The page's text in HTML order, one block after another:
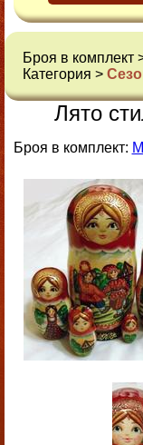
Броя в комплект
Категория >
Лято
Броя в комплект: